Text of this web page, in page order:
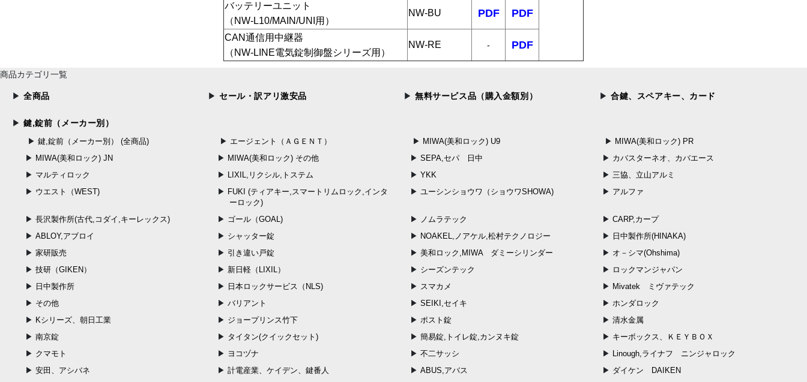
バッテリーユニット
（NW-L10/MAIN/UNI用）
NW-BU PDF PDF
CAN通信用中継器
（NW-LINE電気錠制御盤シリーズ用）
NW-RE - PDF
商品カテゴリ一覧
全商品 セール・訳アリ激安品 無料サービス品（購入金額別） 合鍵、スペアキー、カード
鍵,錠前（メーカー別）
鍵,錠前（メーカー別） (全商品) エージェント（ＡＧＥＮＴ） MIWA(美和ロック) U9
MIWA(美和ロック) PR
MIWA(美和ロック) JN
MIWA(美和ロック) その他 SEPA,セパ 日中
カバスターネオ、カバエース
マルティロック
LIXIL,リクシル,トステム YKK
三協、立山アルミ
ウエスト（WEST)
FUKI (ティアキー,スマートリムロック,インタ
ーロック)
ユーシンショウワ（ショウワSHOWA) アルファ
長沢製作所(古代,コダイ,キーレックス) ゴール（GOAL) ノムラテック
CARP,カープ
ABLOY,アブロイ
シャッター錠 NOAKEL,ノアケル,松村テクノロジー
日中製作所(HINAKA)
家研販売
引き違い戸錠 美和ロック,MIWA ダミーシリンダー
オ－シマ(Ohshima)
技研（GIKEN）
新日軽（LIXIL） シーズンテック
ロックマンジャパン
日中製作所
日本ロックサービス（NLS) スマカメ
Mivatek ミヴァテック
その他
バリアント SEIKI,セイキ
ホンダロック
Kシリーズ、朝日工業
ジョープリンス竹下 ポスト錠
清水金属
南京錠
タイタン(クイックセット) 簡易錠,トイレ錠,カンヌキ錠
キーボックス、ＫＥＹＢＯＸ
クマモト
ヨコヅナ 不二サッシ
Linough,ライナフ ニンジャロック
安田、アシバネ
計電産業、ケイデン、鍵番人 ABUS,アバス
ダイケン DAIKEN